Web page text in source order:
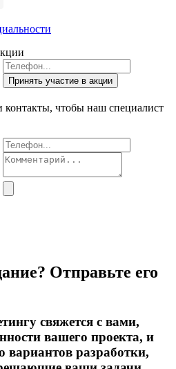
Принять участие в акции
контакты, чтобы наш специалист
Отправьте его
свяжется с вами,
вашего проекта, и
вариантов разработки,